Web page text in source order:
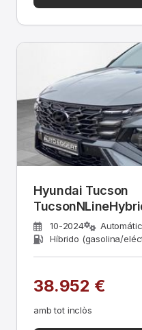
Hyundai Tucson
GDi(215P
10-2024
Híbrido (gasolina/
38.952 €
amb tot inclòs